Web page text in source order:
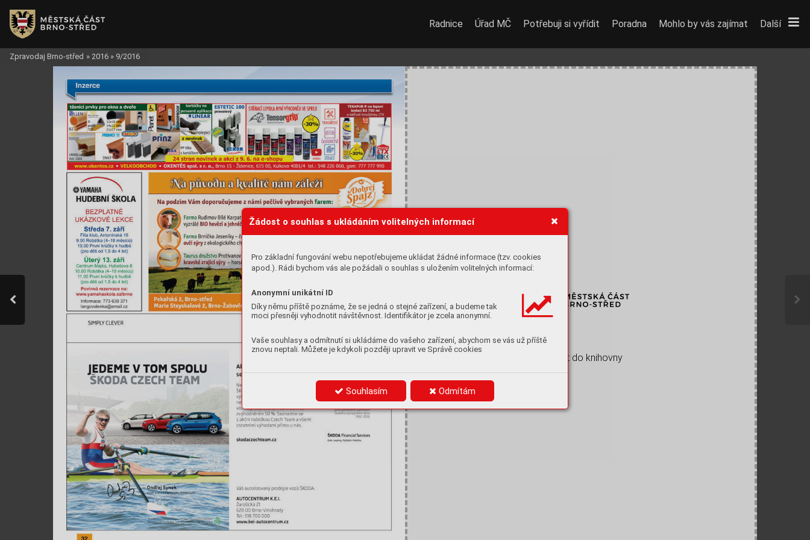
Žádost o souhlas s ukládáním volitelných informací
Pro základní fungování webu nepotřebujeme ukládat žádné informace (tzv. cookies
apod.). Rádi bychom vás ale požádali o souhlas s uložením volitelných informací:
Anonymní unikátní ID
Díky němu příště poznáme, že se jedná o stejné zařízení, a budeme tak
moci přesněji vyhodnotit návštěvnost. Identifikátor je zcela anonymní.
Vaše souhlasy a odmítnutí si ukládáme do vašeho zařízení, abychom se vás už příště
znovu neptali. Můžete je kdykoli později upravit ve Správě cookies
Souhlasím Odmítám
Zpět do knihovny
Radnice Úřad MČ Potřebuji si vyřídit Poradna Mohlo by vás zajímat Další
Zpravodaj Brno-střed » 2016 » 9/2016